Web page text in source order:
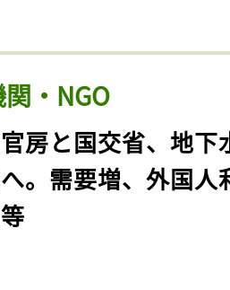
・NGO
官房と国交省、地下
。需要増、外国人